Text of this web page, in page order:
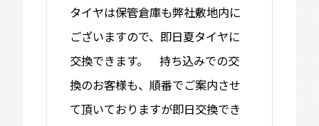
タイヤは保管倉庫も弊社敷地内に
ございますので、即日夏タイヤに
交換できます。 持ち込みでの交
換のお客様も、順番でご案内させ
て頂いておりますが即日交換でき